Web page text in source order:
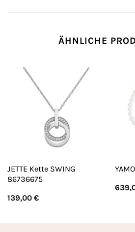
ÄHNLICHE
JETTE Kette SWING
86736675
139,00 €